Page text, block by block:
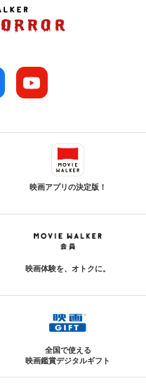
映画アプリの決定版！
映画体験を、オトクに。
全国で使える
映画鑑賞デジタルギフト